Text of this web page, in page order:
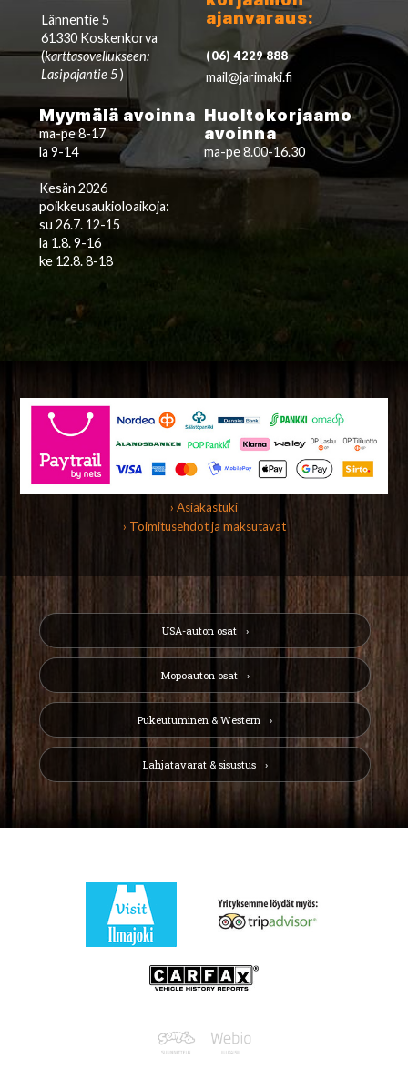
Lännentie 5
61330 Koskenkorva
(karttasovellukseen:
Lasipajantie 5)
ajanvaraus:
(06) 4229 888
mail@jarimaki.fi
Myymälä avoinna
ma-pe 8-17
la 9-14
Kesän 2026
poikkeusaukioloaikoja:
su 26.7. 12-15
la 1.8. 9-16
ke 12.8. 8-18
Huoltokorjaamo
avoinna
ma-pe 8.00-16.30
› Asiakastuki
› Toimitusehdot ja maksutavat
USA-auton osat
Mopoauton osat
Pukeutuminen & Western
Lahjatavarat & sisustus